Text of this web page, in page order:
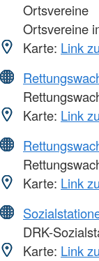
Ortsvereine
Ortsvereine
Karte: Link
Karte: Link
Karte: Link
DRK-
Karte: Link